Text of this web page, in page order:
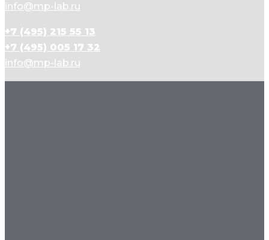
info@mp-lab.ru
+7 (495) 215 55 13
+7 (495) 005 17 32
info@mp-lab.ru